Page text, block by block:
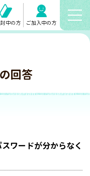
中の方 ご加入中の方
回答
ワードが分からなく